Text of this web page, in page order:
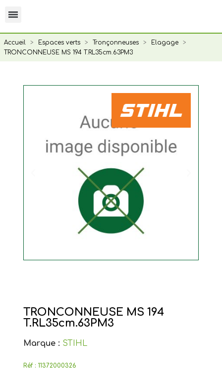
Accueil Espaces verts Tronçonneuses
Elagage
TRONCONNEUSE MS 194 T.RL35cm.63PM3
TRONCONNEUSE MS 194
T.RL35cm.63PM3
Marque : STIHL
Réf : 11372000326